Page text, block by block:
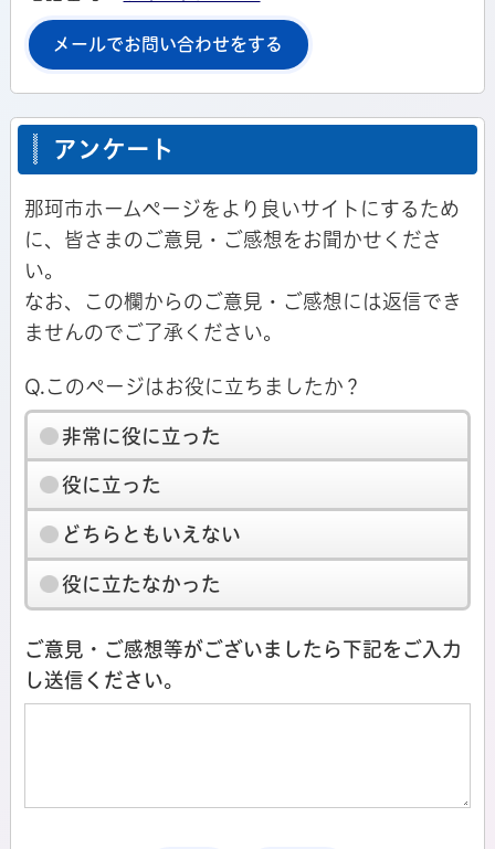
メールでお問い合わせをする
アンケート
那珂市ホームページをより良いサイトにするため
に、皆さまのご意見・ご感想をお聞かせくださ
い。
なお、この欄からのご意見・ご感想には返信でき
ませんのでご了承ください。
Q.このページはお役に立ちましたか？
非常に役に立った
役に立った
どちらともいえない
役に立たなかった
ご意見・ご感想等がございましたら下記をご入力
し送信ください。